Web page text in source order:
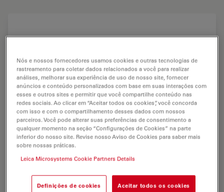
Nós e nossos fornecedores usamos cookies e outras tecnologias de
rastreamento para coletar dados relacionados a você para realizar
análises, melhorar sua experiência de uso de nosso site, fornecer
anúncios e conteúdo personalizados com base em suas interações com
esses e outros sites e permitir que você compartilhe conteúdo nas
redes sociais. Ao clicar em “Aceitar todos os cookies”, você concorda
com isso e com o compartilhamento desses dados com nossos
parceiros. Você pode alterar suas preferências de consentimento a
qualquer momento na seção “Configurações de Cookies” na parte
inferior do nosso site. Revise nosso Aviso de Cookies para saber mais
sobre nossas práticas.
Leica Microsystems Cookie Partners Details
Definições de cookies Aceitar todos os cookies